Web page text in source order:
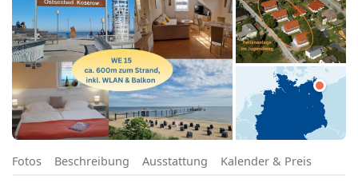
Fotos Beschreibung Ausstattung Kalender & Preis